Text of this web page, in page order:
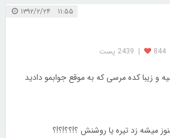
۱۱:۵۵ ۱۳۹۲/۲/۲۴
844
| 2439 پست
و زیبا کده مرسی که به موقع جوابمو دادید
میشه زد تیره یا روشنش ؟!؟؟!؟!؟